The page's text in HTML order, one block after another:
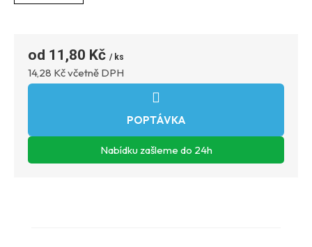
11,80 Kč
14,28 Kč včetně DPH
ZEPTAT SE